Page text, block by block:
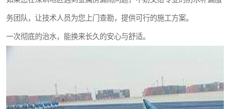
务团队，让技术人员为您上门查勘，提供可行的施工方案。
一次彻底的治水，能换来长久的安心与舒适。